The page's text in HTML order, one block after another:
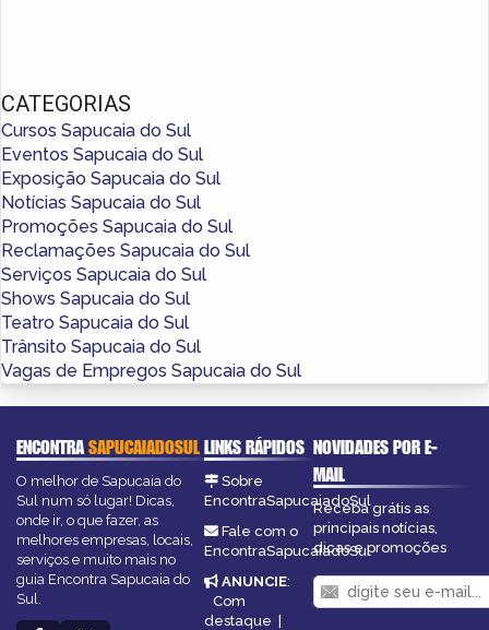
CATEGORIAS
Cursos Sapucaia do Sul
Eventos Sapucaia do Sul
Exposição Sapucaia do Sul
Notícias Sapucaia do Sul
Promoções Sapucaia do Sul
Reclamações Sapucaia do Sul
Serviços Sapucaia do Sul
Shows Sapucaia do Sul
Teatro Sapucaia do Sul
Trânsito Sapucaia do Sul
Vagas de Empregos Sapucaia do Sul
ENCONTRASAPUCAIADOSUL
O melhor de Sapucaia do
Sul num só lugar! Dicas,
onde ir, o que fazer, as
melhores empresas, locais,
serviços e muito mais no
guia Encontra Sapucaia do
Sul.
LINKS RÁPIDOS
Sobre
EncontraSapucaiadoSul
Fale com o
EncontraSapucaiadoSul
ANUNCIE:
Com
destaque
NOVIDADES POR E-
MAIL
Receba grátis as
principais notícias,
dicas e promoções